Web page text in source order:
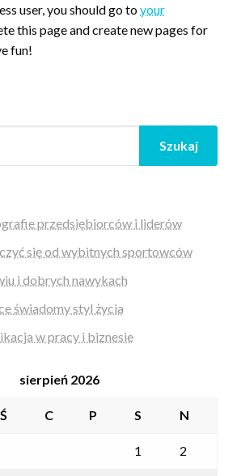
user, you should go toyour
this page and create new pages for
fun!
Szukaj
przedsiębiorców i liderów
się od wybitnych sportowców
i dobrych nawykach
świadomy styl życia
w pracy i biznesie
sierpień 2026
Ś C P S N
1 2